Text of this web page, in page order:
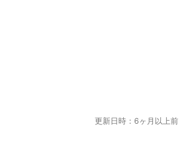
更新日時：6ヶ月以上前